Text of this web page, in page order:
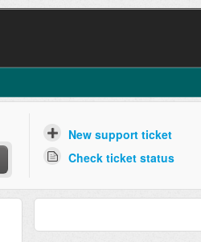
New support ticket
Check ticket status